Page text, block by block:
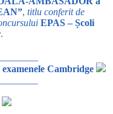
, titlu conferit de
EPAS – Școli
.
Cambridge